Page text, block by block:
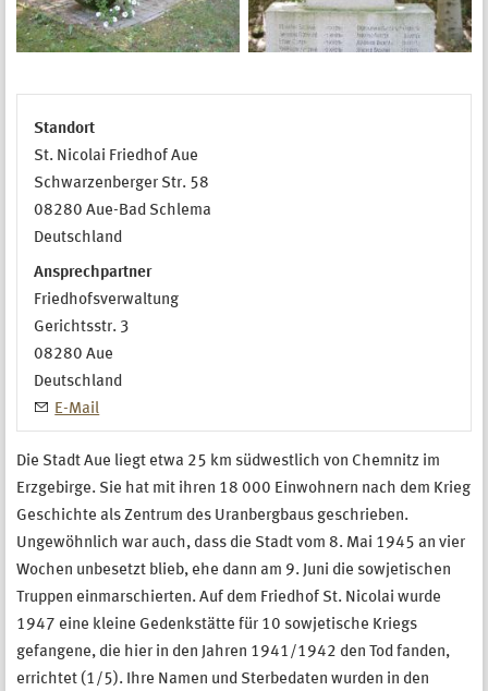
Standort
St. Nicolai Friedhof Aue
Schwarzenberger Str. 58
08280 Aue-Bad Schlema
Deutschland
Ansprechpartner
Friedhofsverwaltung
Gerichtsstr. 3
08280 Aue
Deutschland
E-Mail
Die Stadt Aue liegt etwa 25 km südwestlich von Chemnitz im
Erzgebirge. Sie hat mit ihren 18 000 Einwohnern nach dem Krieg
Geschichte als Zentrum des Uranbergbaus geschrieben.
Ungewöhnlich war auch, dass die Stadt vom 8. Mai 1945 an vier
Wochen unbesetzt blieb, ehe dann am 9. Juni die sowjetischen
Truppen einmarschierten. Auf dem Friedhof St. Nicolai wurde
1947 eine kleine Gedenkstätte für 10 sowjetische Kriegs
gefangene, die hier in den Jahren 1941/1942 den Tod fanden,
errichtet (1/5). Ihre Namen und Sterbedaten wurden in den